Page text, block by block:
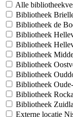
Alle
Bibliotheek
Bibliotheek de
Bibliotheek
Bibliotheek
Bibliotheek
Bibliotheek
Bibliotheek
Bibliotheek
Bibliotheek
Bibliotheek
Externe locatie